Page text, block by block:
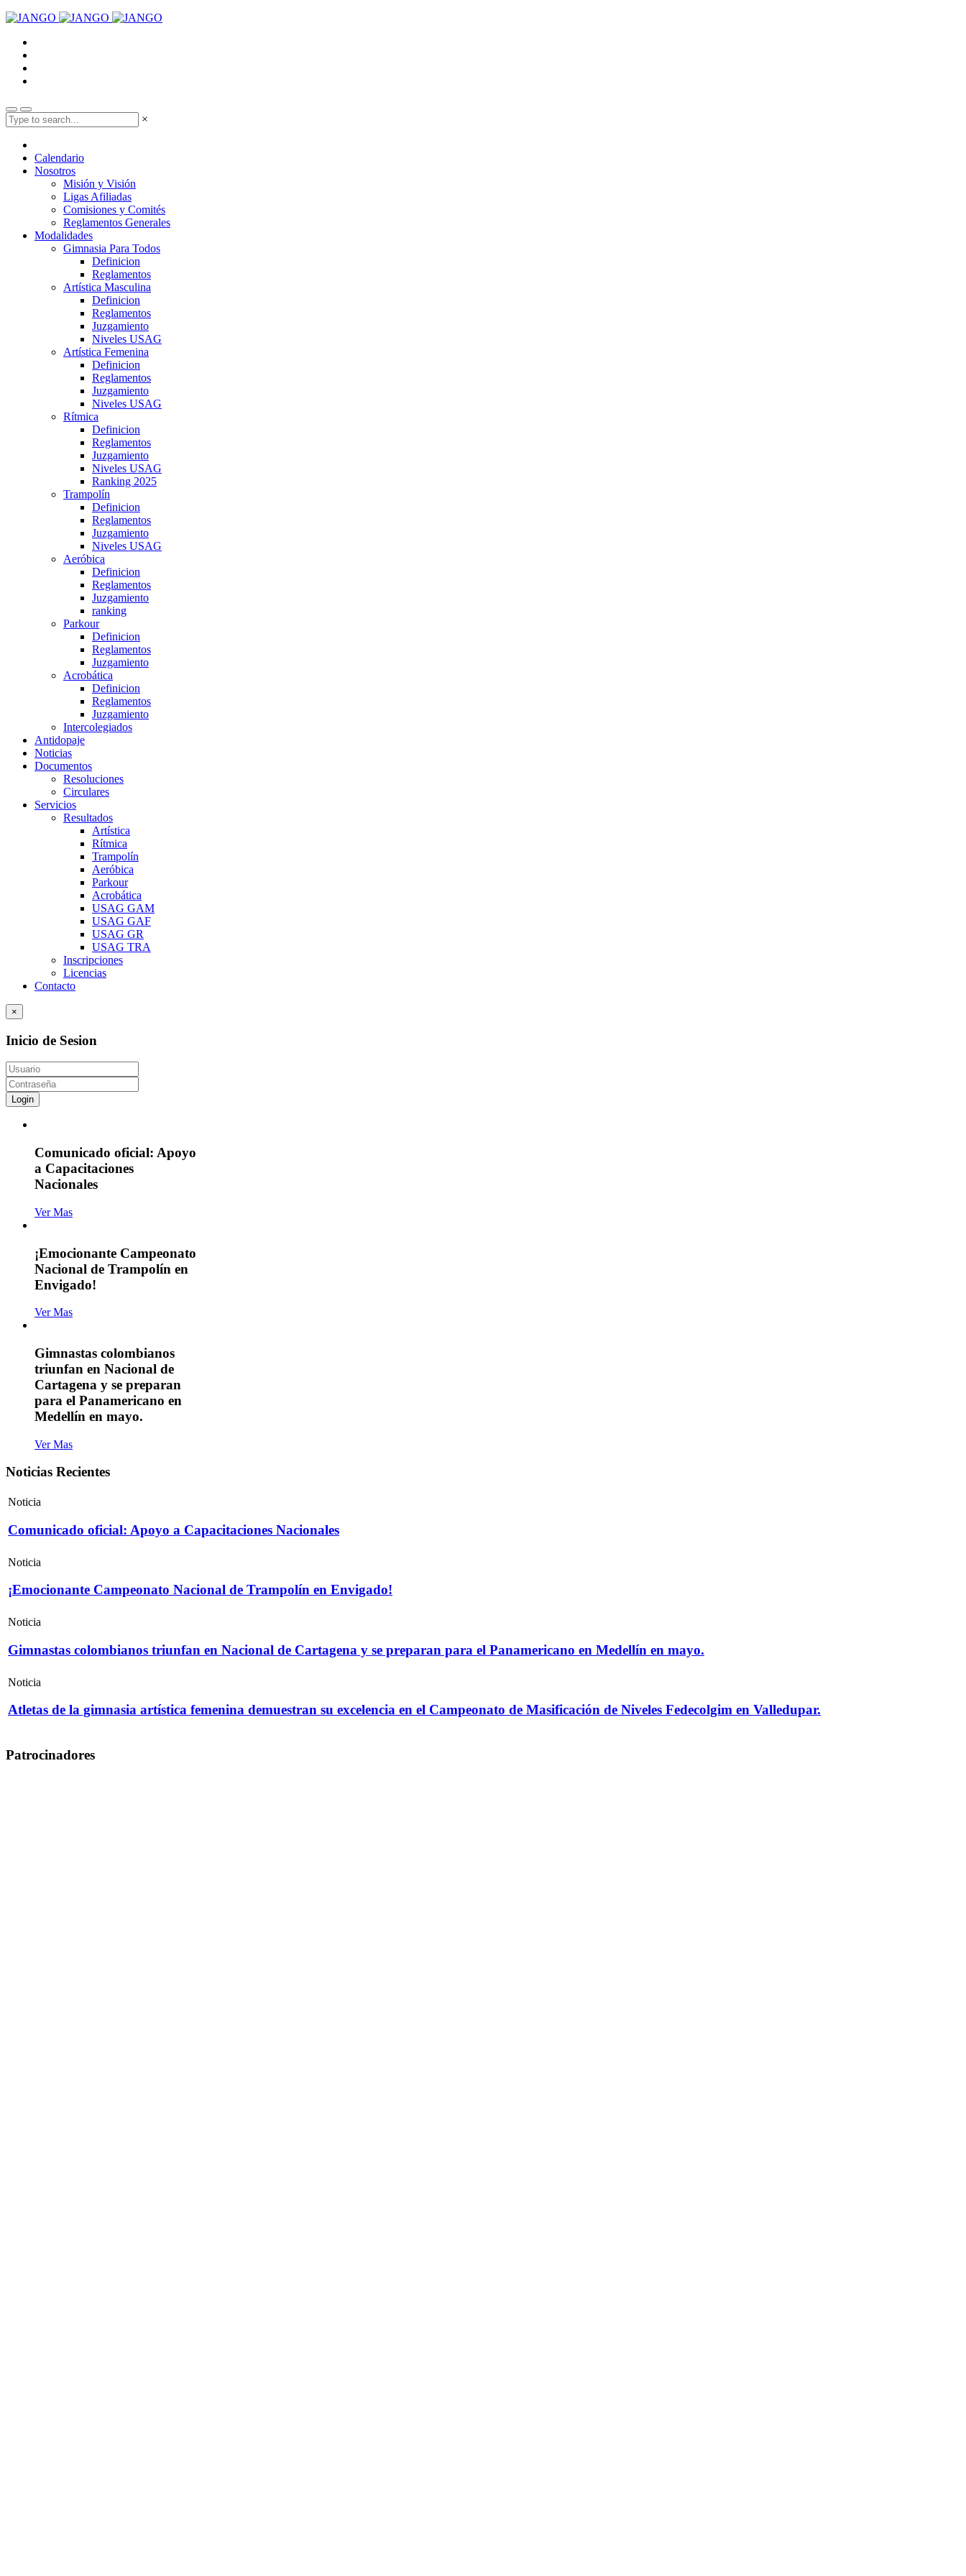
×
Calendario
Nosotros
Misión y Visión
Ligas Afiliadas
Comisiones y Comités
Reglamentos Generales
Modalidades
Gimnasia Para Todos
Definicion
Reglamentos
Artística Masculina
Definicion
Reglamentos
Juzgamiento
Niveles USAG
Artística Femenina
Definicion
Reglamentos
Juzgamiento
Niveles USAG
Rítmica
Definicion
Reglamentos
Juzgamiento
Niveles USAG
Ranking 2025
Trampolín
Definicion
Reglamentos
Juzgamiento
Niveles USAG
Aeróbica
Definicion
Reglamentos
Juzgamiento
ranking
Parkour
Definicion
Reglamentos
Juzgamiento
Acrobática
Definicion
Reglamentos
Juzgamiento
Intercolegiados
Antidopaje
Noticias
Documentos
Resoluciones
Circulares
Servicios
Resultados
Artística
Rítmica
Trampolín
Aeróbica
Parkour
Acrobática
USAG GAM
USAG GAF
USAG GR
USAG TRA
Inscripciones
Licencias
Contacto
×
Inicio de Sesion
Login
Comunicado oficial: Apoyo
a Capacitaciones
Nacionales
Ver Mas
¡Emocionante Campeonato
Nacional de Trampolín en
Envigado!
Ver Mas
Gimnastas colombianos
triunfan en Nacional de
Cartagena y se preparan
para el Panamericano en
Medellín en mayo.
Ver Mas
Noticias Recientes
Noticia
Comunicado oficial: Apoyo a Capacitaciones Nacionales
Noticia
¡Emocionante Campeonato Nacional de Trampolín en Envigado!
Noticia
Gimnastas colombianos triunfan en Nacional de Cartagena y se preparan para el Panamericano en Medellín en mayo.
Noticia
Atletas de la gimnasia artística femenina demuestran su excelencia en el Campeonato de Masificación de Niveles Fedecolgim en Valledupar.
Patrocinadores